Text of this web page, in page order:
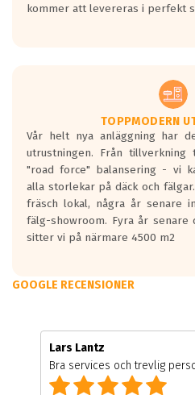
kommer att levereras i perfekt
TOPPMODERN
Vår helt nya anläggning har
utrustningen. Från
"road force" balansering - vi
alla storlekar på däck och
fräsch lokal, några år senare
fälg-showroom. Fyra år
sitter vi på närmare 4500 m2
GOOGLE RECENSIONER
Lars Lantz
Bra services och trevlig